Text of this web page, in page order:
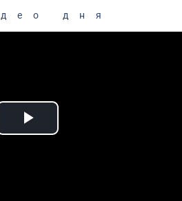
дня
Play Video